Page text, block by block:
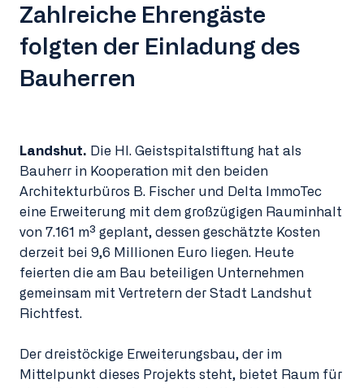
Zahlreiche Ehrengäste
folgten der Einladung des
Bauherren
Landshut. Die Hl. Geistspitalstiftung hat als
Bauherr in Kooperation mit den beiden
Architekturbüros B. Fischer und Delta ImmoTec
eine Erweiterung mit dem großzügigen Rauminhalt
von 7.161 m³ geplant, dessen geschätzte Kosten
derzeit bei 9,6 Millionen Euro liegen. Heute
feierten die am Bau beteiligen Unternehmen
gemeinsam mit Vertretern der Stadt Landshut
Richtfest.
Der dreistöckige Erweiterungsbau, der im
Mittelpunkt dieses Projekts steht, bietet Raum für